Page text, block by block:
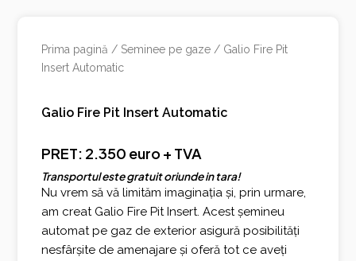
Prima pagină / Seminee pe gaze / Galio Fire Pit
Insert Automatic
Galio Fire Pit Insert Automatic
PRET: 2.350 euro + TVA
Transportul este gratuit oriunde in tara!
Nu vrem să vă limităm imaginația și, prin urmare,
am creat Galio Fire Pit Insert. Acest șemineu
automat pe gaz de exterior asigură posibilități
nesfârșite de amenajare și oferă tot ce aveți